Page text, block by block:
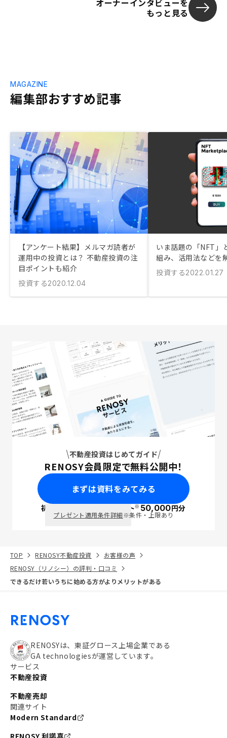
オーナーインタビューを
もっと見る
編集部おすすめ記事
MAGAZINE
【アンケート結果】メルマガ読者が
運用中の投資とは？ 不動産投資の注
目ポイントも紹介
投資する2020.12.04
いま話題の「NFT」
組み、活用法などを
投資する2022.01.27
不動産投資はじめてガイド
RENOSY会員限定で無料公開中！
まずは資料をみてみる
初回面談で ポイント※50,000円分
プレゼント適用条件詳細※条件・上限あり
TOP RENOSY不動産投資
お客様の声
RENOSY（リノシー）の評判・口コミ
できるだけ若いうちに始める方がよりメリットがある
RENOSYは、東証グロース上場企業である
GA technologiesが運営しています。
サービス
不動産投資
不動産売却
関連サイト
Modern Standard
RENOSY 利諾喜